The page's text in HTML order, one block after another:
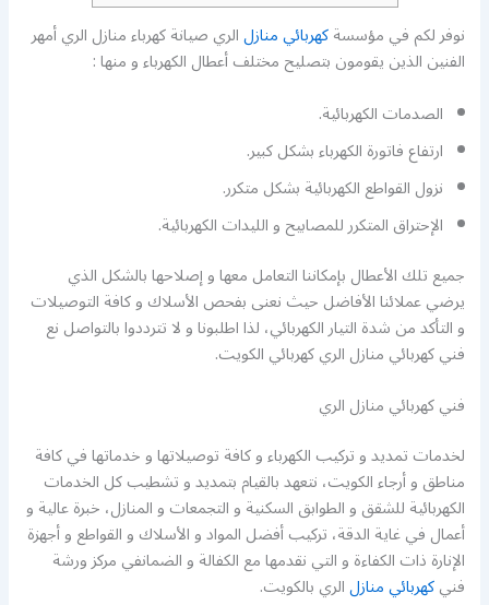
نوفر لكم في مؤسسةكهربائي منازلالري صيانة كهرباء منازل الري أمهر
الفنين الذين يقومون بتصليح مختلف أعطال الكهرباء و منها :
الصدمات الكهربائية.
ارتفاع فاتورة الكهرباء بشكل كبير.
نزول القواطع الكهربائية بشكل متكرر.
الإحتراق المتكرر للمصابيح و الليدات الكهربائية.
جميع تلك الأعطال بإمكاننا التعامل معها و إصلاحها بالشكل الذي
يرضي عملائنا الأفاضل حيث نعنى بفحص الأسلاك و كافة التوصيلات
و التأكد من شدة التيار الكهربائي، لذا اطلبونا و لا تترددوا بالتواصل نع
فني كهربائي منازل الري كهربائي الكويت.
فني كهربائي منازل الري
لخدمات تمديد و تركيب الكهرباء و كافة توصيلاتها و خدماتها في كافة
مناطق و أرجاء الكويت، نتعهد بالقيام بتمديد و تشطيب كل الخدمات
الكهربائية للشقق و الطوابق السكنية و التجمعات و المنازل، خبرة عالية و
أعمال في غاية الدقة، تركيب أفضل المواد و الأسلاك و القواطع و أجهزة
الإنارة ذات الكفاءة و التي نقدمها مع الكفالة و الضمانفي مركز ورشة
فنيكهربائي منازلالري بالكويت.